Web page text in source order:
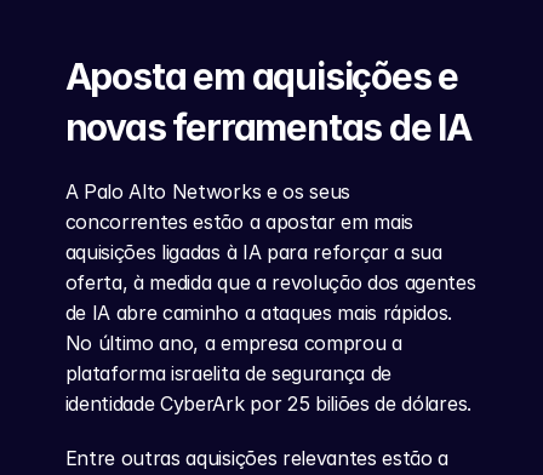
Aposta em aquisições e
novas ferramentas de IA
A Palo Alto Networks e os seus
concorrentes estão a apostar em mais
aquisições ligadas à IA para reforçar a sua
oferta, à medida que a revolução dos agentes
de IA abre caminho a ataques mais rápidos.
No último ano, a empresa comprou a
plataforma israelita de segurança de
identidade CyberArk por 25 biliões de dólares.
Entre outras aquisições relevantes estão a